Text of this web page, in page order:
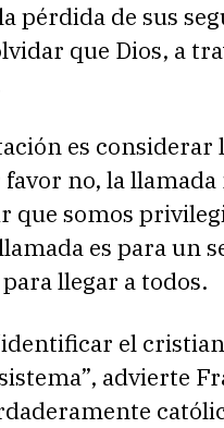
pérdida de sus
que Dios, a
es
no, la
que somos
es para un
llegar a todos.
el
advierte